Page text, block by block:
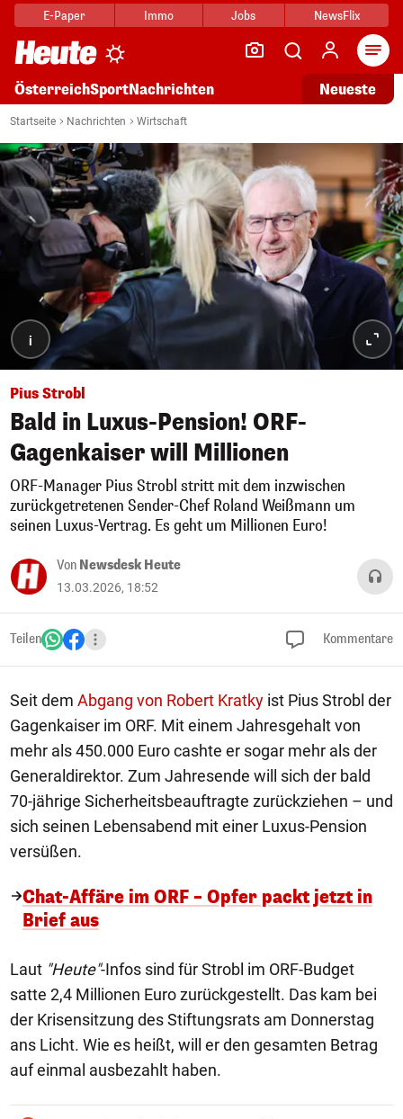
E-Paper Immo Jobs NewsFlix
ÖsterreichSportNachrichten Neueste
Startseite Nachrichten Wirtschaft
i
Pius Strobl
Bald in Luxus-Pension! ORF-
Gagenkaiser will Millionen
ORF-Manager Pius Strobl stritt mit dem inzwischen
zurückgetretenen Sender-Chef Roland Weißmann um
seinen Luxus-Vertrag. Es geht um Millionen Euro!
Von Newsdesk Heute
13.03.2026, 18:52
Teilen Kommentare
Seit dem Abgang von Robert Kratky ist Pius Strobl der
Gagenkaiser im ORF. Mit einem Jahresgehalt von
mehr als 450.000 Euro cashte er sogar mehr als der
Generaldirektor. Zum Jahresende will sich der bald
70-jährige Sicherheitsbeauftragte zurückziehen – und
sich seinen Lebensabend mit einer Luxus-Pension
versüßen.
Chat-Affäre im ORF – Opfer packt jetzt in
Brief aus
Laut "Heute"-Infos sind für Strobl im ORF-Budget
satte 2,4 Millionen Euro zurückgestellt. Das kam bei
der Krisensitzung des Stiftungsrats am Donnerstag
ans Licht. Wie es heißt, will er den gesamten Betrag
auf einmal ausbezahlt haben.